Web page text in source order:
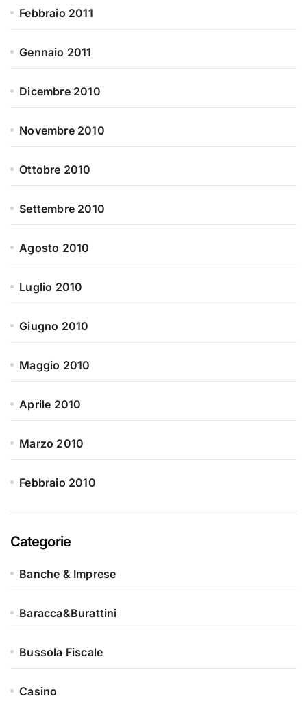
Febbraio 2011
Gennaio 2011
Dicembre 2010
Novembre 2010
Ottobre 2010
Settembre 2010
Agosto 2010
Luglio 2010
Giugno 2010
Maggio 2010
Aprile 2010
Marzo 2010
Febbraio 2010
Categorie
Banche & Imprese
Baracca&Burattini
Bussola Fiscale
Casino